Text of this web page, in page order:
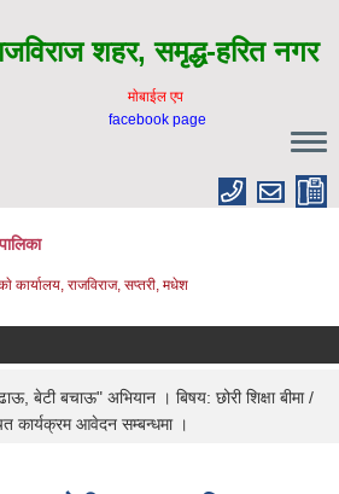
शहर, समृद्ध-हरित नगर
माेबाईल एप
facebook page
कार्यालय, राजविराज, सप्तरी, मधेश
बेटी बचाऊ" अभियान । बिषय: छोरी शिक्षा बीमा /
कार्यक्रम आवेदन सम्बन्धमा ।